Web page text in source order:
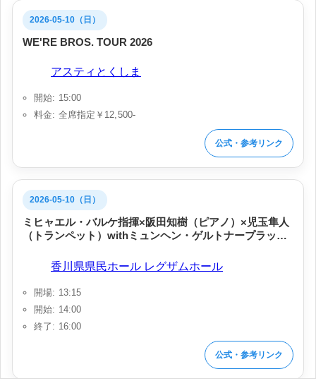
2026-05-10（日）
WE'RE BROS. TOUR 2026
アスティとくしま
開始: 15:00
料金: 全席指定￥12,500‐
公式・参考リンク
2026-05-10（日）
ミヒャエル・バルケ指揮×阪田知樹（ピアノ）×児玉隼人
（トランペット）withミュンヘン・ゲルトナープラッツ
香川県県民ホール レグザムホール
開場: 13:15
開始: 14:00
終了: 16:00
公式・参考リンク